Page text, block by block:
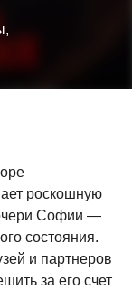
роскошную
Софии —
состояния.
и партнеров
за его счет